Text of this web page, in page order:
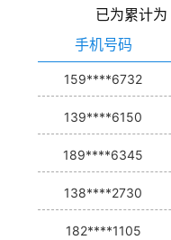
已为累计为
手机号码
159****6732
139****6150
189****6345
138****2730
182****1105